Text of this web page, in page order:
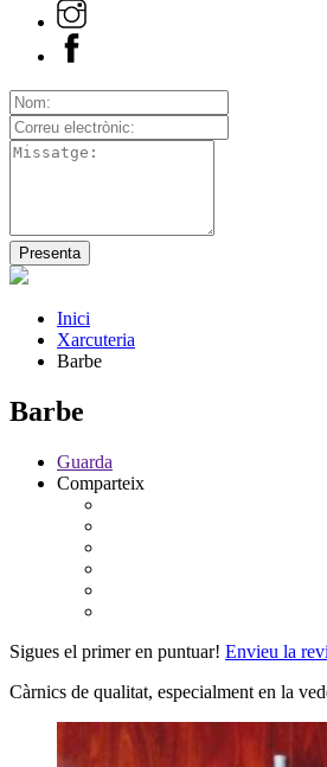
Inici
Xarcuteria
Barbe
Barbe
Guarda
Comparteix
Sigues el primer en puntuar! Envieu la
Càrnics de qualitat, especialment en la